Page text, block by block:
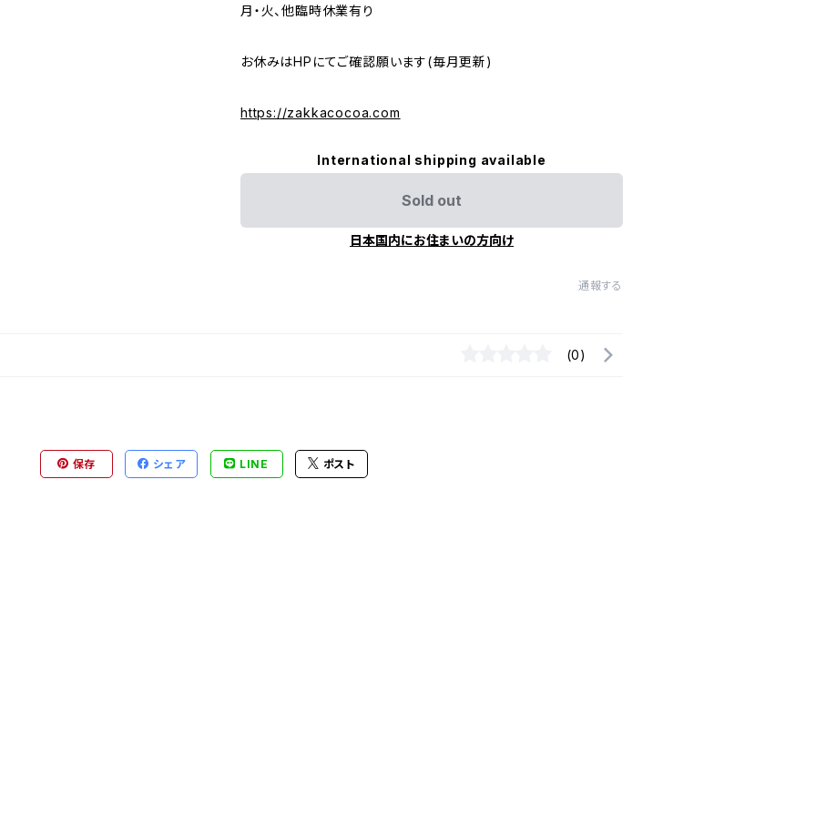
月・火、他臨時休業有り
お休みはHPにてご確認願います(毎月更新)
https://zakkacocoa.com
International shipping available
Sold out
日本国内にお住まいの方向け
通報する
(0)
保存 シェア LINE ポスト